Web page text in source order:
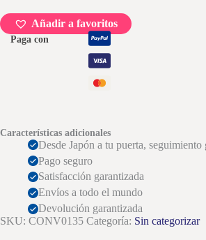
Añadir a favoritos
Paga con
Características adicionales
Desde Japón a tu puerta, seguimiento
Pago seguro
Satisfacción garantizada
Envíos a todo el mundo
Devolución garantizada
SKU: CONV0135 Categoría: Sin categorizar